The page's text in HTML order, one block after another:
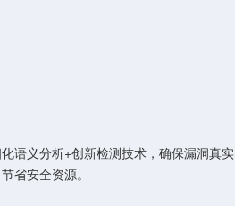
语义分析+创新检测技术，确保漏洞真实
省安全资源。